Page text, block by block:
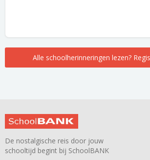
Alle schoolherinneringen lezen?
De nostalgische reis door jouw
schooltijd begint bij SchoolBANK